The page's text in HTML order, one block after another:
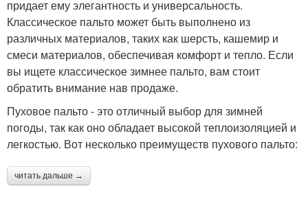
придает ему элегантность и универсальность.
Классическое пальто может быть выполнено из
различных материалов, таких как шерсть, кашемир и
смеси материалов, обеспечивая комфорт и тепло. Если
вы ищете классическое зимнее пальто, вам стоит
обратить внимание нав продаже.
Пуховое пальто - это отличный выбор для зимней
погоды, так как оно обладает высокой теплоизоляцией и
легкостью. Вот несколько преимуществ пухового пальто:
читать дальше →